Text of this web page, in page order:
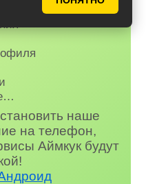
наше
на телефон,
Аймкук будут